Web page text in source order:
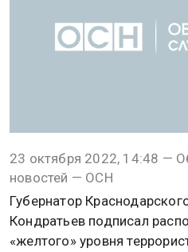
23 октября 2022, 14:48 —
новостей — ОСН
Губернатор
Кондратьев подписал
«желтого» уровня